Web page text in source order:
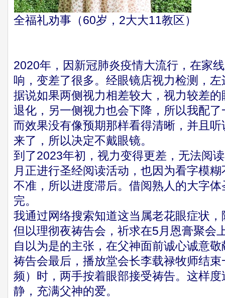
全福礼劝事（60岁，2大大11教区）
2020年，因新冠肺炎疫情大流行，在家
响，变差了很多。经眼镜店视力检测，
据说如果两侧视力相差较大，视力较差
退化，另一侧视力也会下降，所以我配
而效果没有像预期那样看得清晰，并且
来了，所以决定不戴眼镜。
到了2023年初，视力变得更差，无法阅
月正进行圣经阅读活动，也因为看字模
不准，所以进度滞后。借阅熟人的大字
完。
我通过网络搜索知道这当属老花眼症状
但以理彻夜祷告会，祈求在5月恩膏聚会
自以为是的主张，在父神面前诚心诚意
祷告会最后，播放堂会长李载禄牧师结
频）时，两手按着眼部接受祷告。这样
静，充满父神的爱。